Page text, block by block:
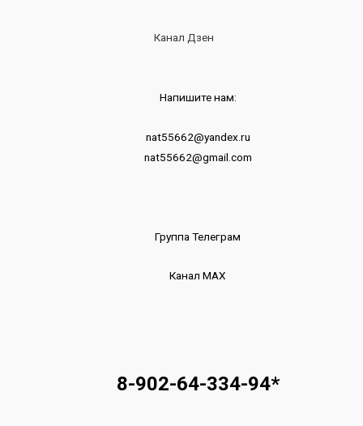
Канал Дзен
Напишите нам:
nat55662@yandex.ru
nat55662@gmail.com
Группа Телеграм
Канал МАХ
8-902-64-334-94*